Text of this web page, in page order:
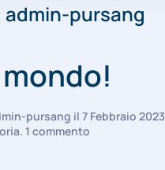
admin-pursang
pursang il 7 Febbraio 2023
. 1 commento